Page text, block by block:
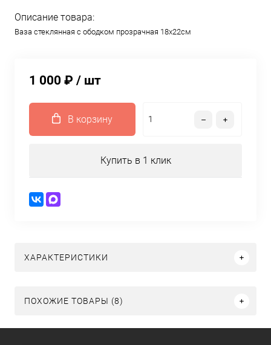
Описание товара:
Ваза стеклянная с ободком прозрачная 18x22см
1 000 ₽ / шт
В корзину
Купить в 1 клик
ХАРАКТЕРИСТИКИ
ПОХОЖИЕ ТОВАРЫ (8)